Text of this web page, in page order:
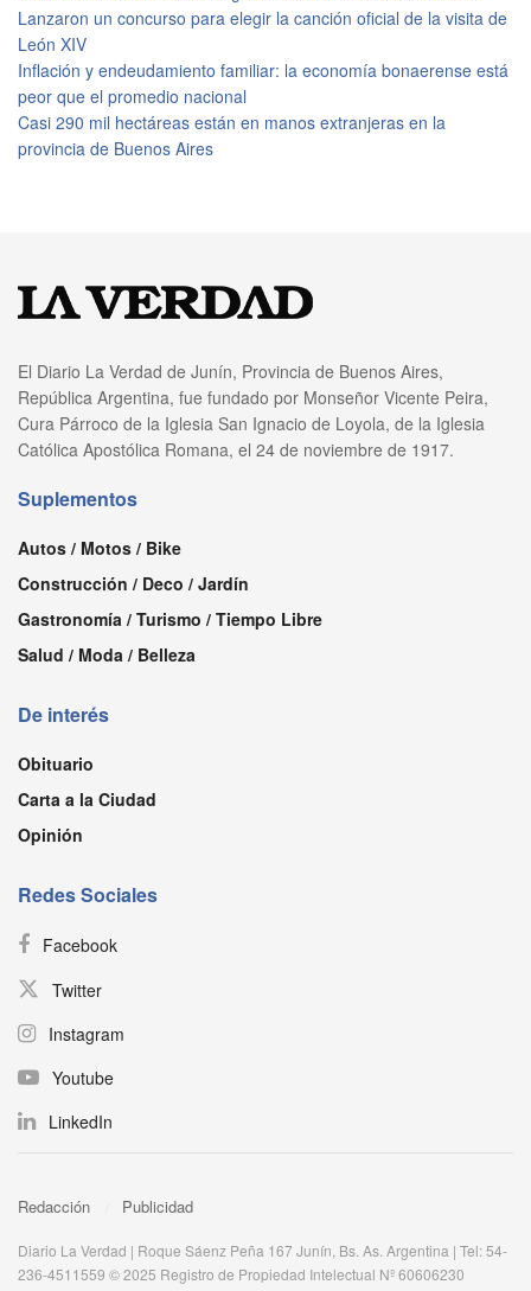
Lanzaron un concurso para elegir la canción oficial de la visita de
León XIV
Inflación y endeudamiento familiar: la economía bonaerense está
peor que el promedio nacional
Casi 290 mil hectáreas están en manos extranjeras en la
provincia de Buenos Aires
El Diario La Verdad de Junín, Provincia de Buenos Aires,
República Argentina, fue fundado por Monseñor Vicente Peira,
Cura Párroco de la Iglesia San Ignacio de Loyola, de la Iglesia
Católica Apostólica Romana, el 24 de noviembre de 1917.
Suplementos
Autos / Motos / Bike
Construcción / Deco / Jardín
Gastronomía / Turismo / Tiempo Libre
Salud / Moda / Belleza
De interés
Obituario
Carta a la Ciudad
Opinión
Redes Sociales
Facebook
Twitter
Instagram
Youtube
LinkedIn
Redacción Publicidad
Diario La Verdad | Roque Sáenz Peña 167 Junín, Bs. As. Argentina | Tel: 54-
236-4511559 © 2025 Registro de Propiedad Intelectual Nº 60606230